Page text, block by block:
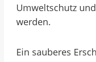
Umweltschutz
werden.
Ein sauberes